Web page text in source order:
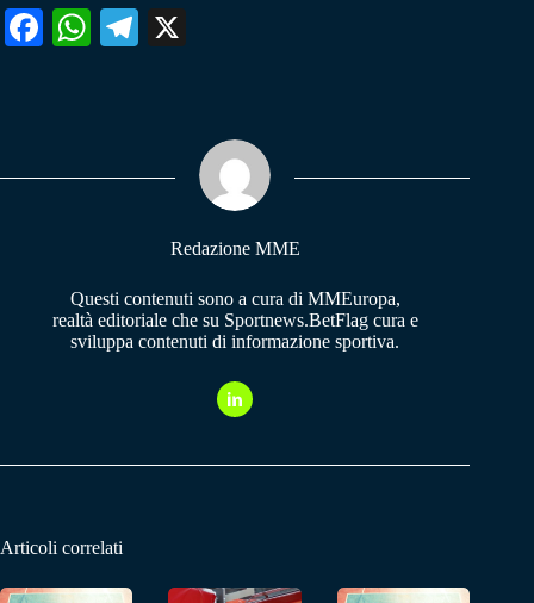
Fa W
pp
Te
m
Redazione MME
Questi contenuti sono a cura di MMEuropa,
realtà editoriale che su Sportnews.BetFlag cura e
sviluppa contenuti di informazione sportiva.
Articoli correlati